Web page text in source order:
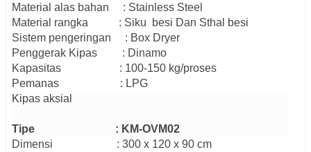
Material alas bahan : Stainless Steel
Material rangka
: Siku besi Dan Sthal besi
Sistem pengeringan : Box Dryer
Penggerak Kipas : Dinamo
Kapasitas
: 100-150 kg/proses
Pemanas : LPG
Kipas aksial
Tipe : KM-OVM02
Dimensi
: 300 x 120 x 90 cm